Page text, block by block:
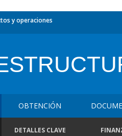
y operaciones
OBTENCIÓN
DETALLES CLAVE